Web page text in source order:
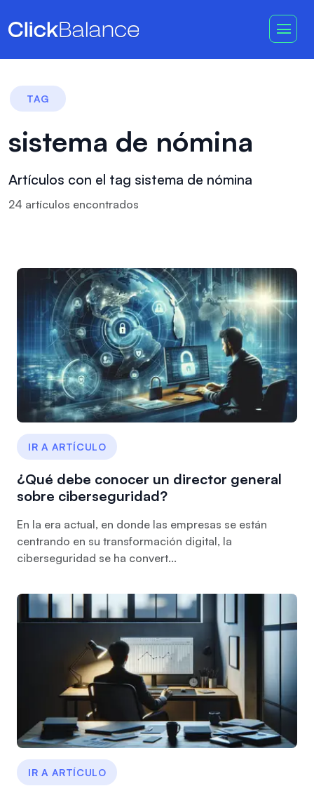
TAG
sistema de nómina
Artículos con el tag sistema de nómina
24 artículos encontrados
IR A ARTÍCULO
¿Qué debe conocer un director general
sobre ciberseguridad?
En la era actual, en donde las empresas se están
centrando en su transformación digital, la
ciberseguridad se ha convert...
IR A ARTÍCULO